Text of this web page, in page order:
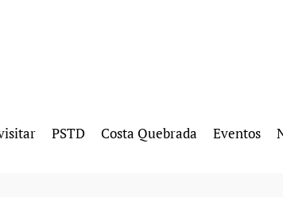
PSTD Costa Quebrada Eventos